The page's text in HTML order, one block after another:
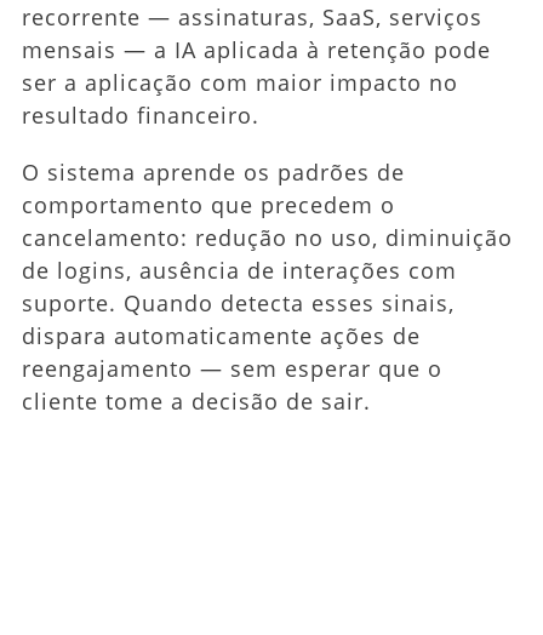
recorrente — assinaturas, SaaS, serviços
mensais — a IA aplicada à retenção pode
ser a aplicação com maior impacto no
resultado financeiro.
O sistema aprende os padrões de
comportamento que precedem o
cancelamento: redução no uso, diminuição
de logins, ausência de interações com
suporte. Quando detecta esses sinais,
dispara automaticamente ações de
reengajamento — sem esperar que o
cliente tome a decisão de sair.